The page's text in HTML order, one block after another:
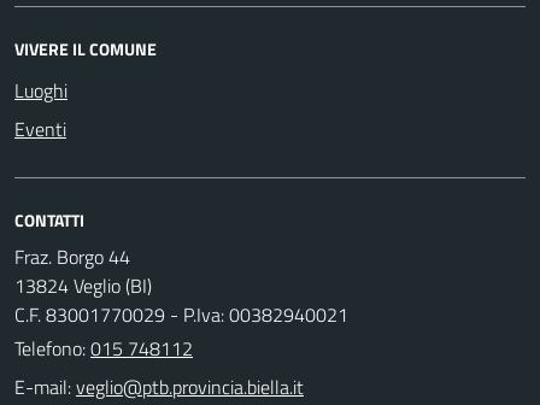
VIVERE IL COMUNE
Luoghi
Eventi
CONTATTI
Fraz. Borgo 44
13824 Veglio (BI)
C.F. 83001770029 - P.Iva: 00382940021
Telefono:015 748112
E-mail: